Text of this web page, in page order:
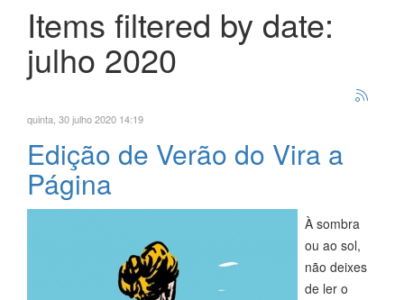
Items filtered by date:
julho 2020
quinta, 30 julho 2020 14:19
Edição de Verão do Vira a
Página
À sombra
ou ao sol,
não deixes
de ler o